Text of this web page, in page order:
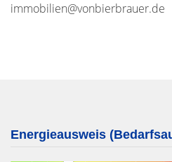
immobilien@vonbierbrauer.de
Energieausweis